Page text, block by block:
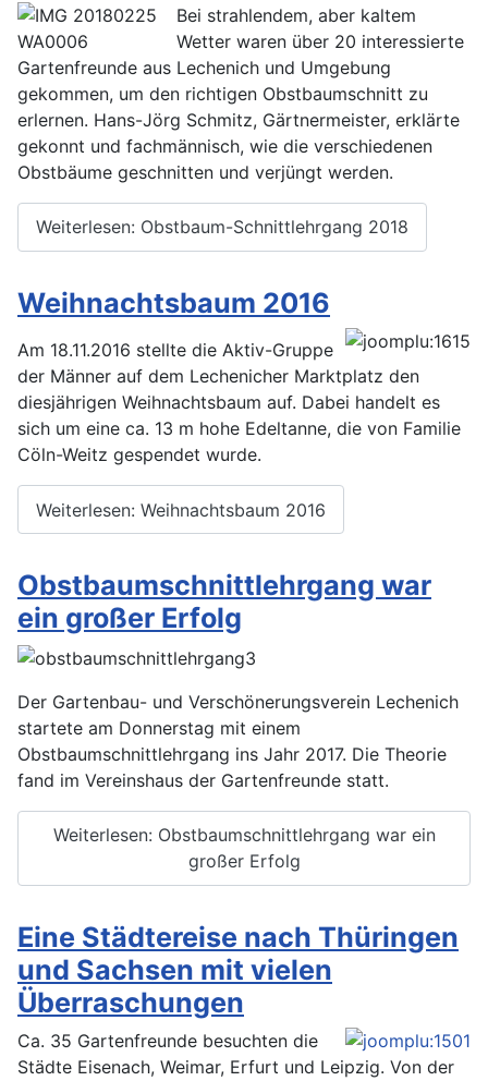
Bei strahlendem, aber kaltem
Wetter waren über 20 interessierte
Gartenfreunde aus Lechenich und Umgebung
gekommen, um den richtigen Obstbaumschnitt zu
erlernen. Hans-Jörg Schmitz, Gärtnermeister, erklärte
gekonnt und fachmännisch, wie die verschiedenen
Obstbäume geschnitten und verjüngt werden.
Weiterlesen: Obstbaum-Schnittlehrgang 2018
Weihnachtsbaum 2016
Am 18.11.2016 stellte die Aktiv-Gruppe
der Männer auf dem Lechenicher Marktplatz den
diesjährigen Weihnachtsbaum auf. Dabei handelt es
sich um eine ca. 13 m hohe Edeltanne, die von Familie
Cöln-Weitz gespendet wurde.
Weiterlesen: Weihnachtsbaum 2016
Obstbaumschnittlehrgang war
ein großer Erfolg
Der Gartenbau- und Verschönerungsverein Lechenich
startete am Donnerstag mit einem
Obstbaumschnittlehrgang ins Jahr 2017. Die Theorie
fand im Vereinshaus der Gartenfreunde statt.
Weiterlesen: Obstbaumschnittlehrgang war ein
großer Erfolg
Eine Städtereise nach Thüringen
und Sachsen mit vielen
Überraschungen
Ca. 35 Gartenfreunde besuchten die
Städte Eisenach, Weimar, Erfurt und Leipzig. Von der